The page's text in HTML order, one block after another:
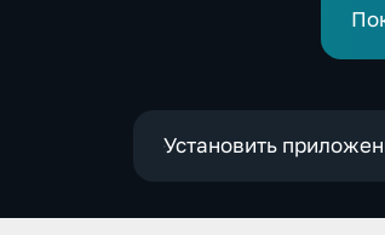
"Кольцо
Установить